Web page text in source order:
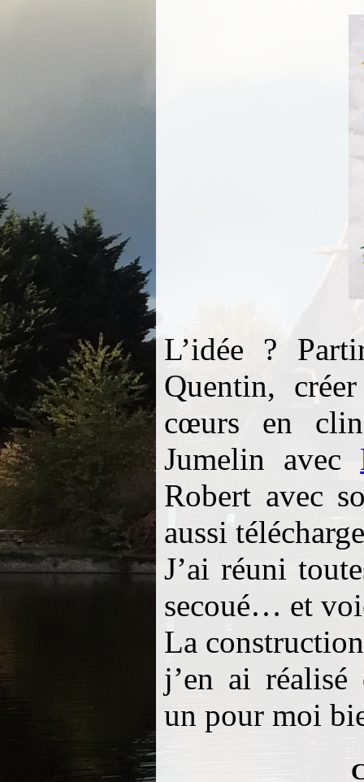
L’idée ?
Quentin,
cœurs en
Jumelin avec
Robert avec
aussi
J’ai réuni
secoué… et
La
j’en ai réalisé
un pour moi